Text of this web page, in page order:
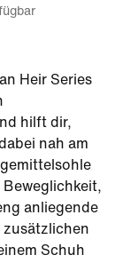
Heir Series
hilft dir,
nah am
anliegende
zusätzlichen
Schuh